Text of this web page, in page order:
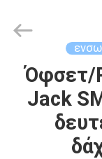
ΣΠΊΤΙ
ΠΡΟΪΌΝΤΑ
Rights
Όφσετ/
Jack